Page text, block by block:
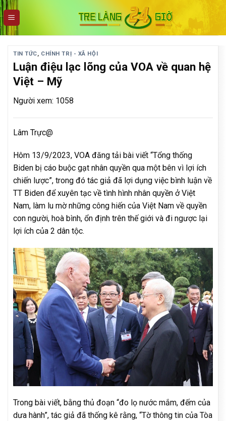
Skip
to
content
TIN TỨC, CHÍNH TRỊ - XÃ HỘI
Luận điệu lạc lõng của VOA về quan hệ
Việt – Mỹ
Người xem: 1058
Lâm Trực@
Hôm 13/9/2023, VOA đăng tải bài viết “Tổng thống
Biden bị cáo buộc gạt nhân quyền qua một bên vì lợi ích
chiến lược”, trong đó tác giả đã lợi dụng việc bình luận về
TT Biden để xuyên tạc về tình hình nhân quyền ở Việt
Nam, làm lu mờ những công hiến của Việt Nam về quyền
con người, hoà bình, ổn định trên thế giới và đi ngược lại
lợi ích của 2 dân tộc.
Trong bài viết, bằng thủ đoạn “đo lọ nước mắm, đếm của
dưa hành”, tác giả đã thống kê rằng, “Tờ thông tin của Tòa